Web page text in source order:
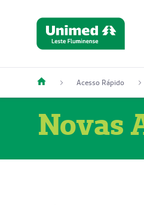
Acesso Rápido
Novas